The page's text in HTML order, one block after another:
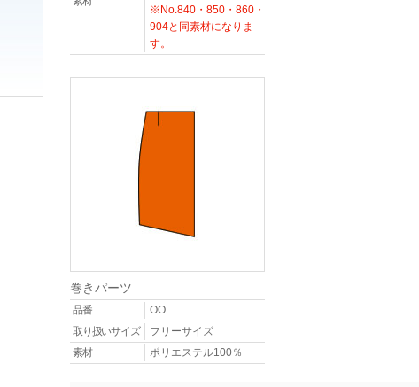
※No.840・850・860・
904と同素材になりま
す。
巻きパーツ
品番
OO
取り扱いサイズ
フリーサイズ
素材
ポリエステル100％